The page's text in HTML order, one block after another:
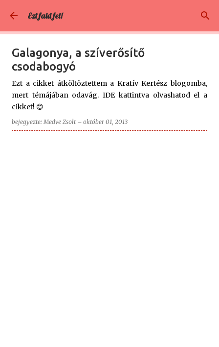
Ezt fald fel!
Galagonya, a szíverősítő
csodabogyó
Ezt a cikket átköltöztettem a Kratív Kertész blogomba,
mert témájában odavág. IDE kattintva olvashatod el a
cikket! 😊
bejegyezte:Medve Zsolt – október 01, 2013